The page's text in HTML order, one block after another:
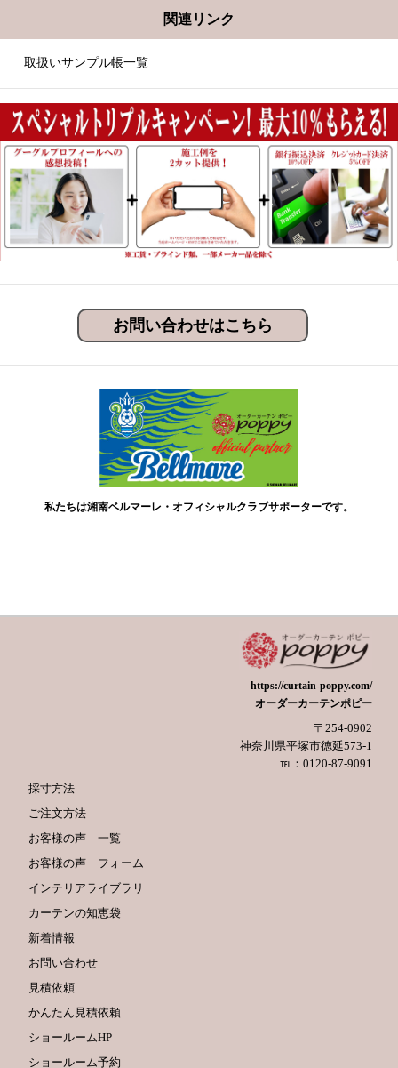
関連リンク
取扱いサンプル帳一覧
お問い合わせはこちら
私たちは湘南ベルマーレ・オフィシャルクラブサポーターです。
https://curtain-poppy.com/
オーダーカーテンポピー
〒254-0902
神奈川県平塚市徳延573-1
℡：0120-87-9091
採寸方法
ご注文方法
お客様の声｜一覧
お客様の声｜フォーム
インテリアライブラリ
カーテンの知恵袋
新着情報
お問い合わせ
見積依頼
かんたん見積依頼
ショールームHP
ショールーム予約